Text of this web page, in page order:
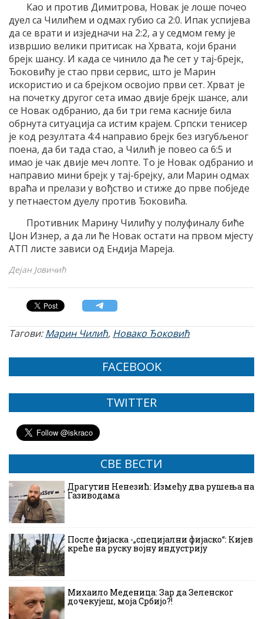
Као и против Димитрова, Новак је лоше почео
дуел са Чилићем и одмах губио са 2:0. Ипак успијева
да се врати и изједначи на 2:2, а у седмом гему је
извршио велики притисак на Хрвата, који брани
брејк шансу. И када се чинило да ће сет у тај-брејк,
Ђоковићу је стао први сервис, што је Марин
искористио и са брејком освојио први сет. Хрват је
на почетку другог сета имао двије брејк шансе, али
се Новак одбранио, да би три гема касније била
обрнута ситуација са истим крајем. Српски тенисер
је код резултата 4:4 направио брејк без изгубљеног
поена, да би тада стао, а Чилић је повео са 6:5 и
имао је чак двије меч лопте. То је Новак одбранио и
направио мини брејк у тај-брејку, али Марин одмах
враћа и прелази у вођство и стиже до прве побједе
у петнаестом дуелу против Ђоковића.
Противник Марину Чилићу у полуфиналу биће
Џон Изнер, а да ли ће Новак остати на првом мјесту
АТП листе зависи од Ендија Мареја.
Дејан Јовичић
Тагови:Марин Чилић, Новако Ђоковић
FACEBOOK
TWITTER
СВЕ ВЕСТИ
Драгутин Ненезић: Између два рушења на
Газиводама
После фијаска -„специјални фијаско“: Кијев
креће на руску војну индустрију
Михаило Меденица: Зар да Зеленског
дочекујеш, моја Србијо?!